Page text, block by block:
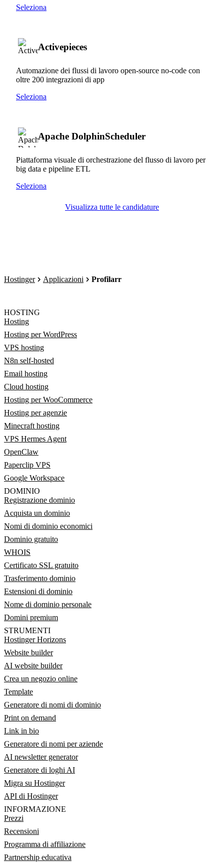
Seleziona
Activepieces
Automazione dei flussi di lavoro open-source no-code con
oltre 200 integrazioni di app
Seleziona
Apache DolphinScheduler
Piattaforma visuale di orchestrazione del flusso di lavoro per
big data e pipeline ETL
Seleziona
Visualizza tutte le candidature
Hostinger Applicazioni Profilarr
HOSTING
Hosting
Hosting per WordPress
VPS hosting
N8n self-hosted
Email hosting
Cloud hosting
Hosting per WooCommerce
Hosting per agenzie
Minecraft hosting
VPS Hermes Agent
OpenClaw
Paperclip VPS
Google Workspace
DOMINIO
Registrazione dominio
Acquista un dominio
Nomi di dominio economici
Dominio gratuito
WHOIS
Certificato SSL gratuito
Trasferimento dominio
Estensioni di dominio
Nome di dominio personale
Domini premium
STRUMENTI
Hostinger Horizons
Website builder
AI website builder
Crea un negozio online
Template
Generatore di nomi di dominio
Print on demand
Link in bio
Generatore di nomi per aziende
AI newsletter generator
Generatore di loghi AI
Migra su Hostinger
API di Hostinger
INFORMAZIONE
Prezzi
Recensioni
Programma di affiliazione
Partnership educativa